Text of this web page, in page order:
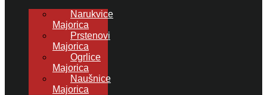
Narukvice
Majorica
Prstenovi
Majorica
Ogrlice
Majorica
Naušnice
Majorica